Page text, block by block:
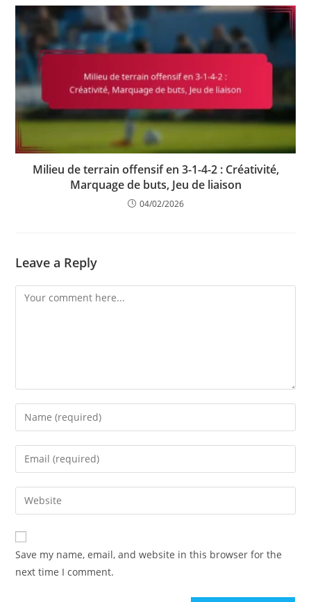
Milieu de terrain offensif en 3-1-4-2 : Créativité,
Marquage de buts, Jeu de liaison
04/02/2026
Leave a Reply
Comment
Enter
your
name
comment
Enter
your
email
address
comment
Enter
your
website
URL
(optional)
Save my name, email, and website in this browser for the
next time I comment.